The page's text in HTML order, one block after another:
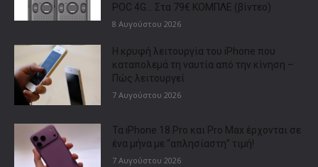
POC 4G… Στα 79€ ΚΟΜΠΛΕ (βίντεο)
8 Αυγούστου 2026
Η κρυφή λειτουργία του iPhone που
καταπολεμά τη ναυτία από την κίνηση –
Πώς λειτουργεί
7 Αυγούστου 2026
Τα iPhone 18 Pro και Pro Max έρχονται σε
ένα μήνα με “απλησίαστη” τιμή!
7 Αυγούστου 2026